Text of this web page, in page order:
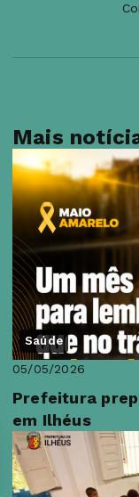
Mais
Saúde
05/05/2026
Prefeitura
em Ilhéus